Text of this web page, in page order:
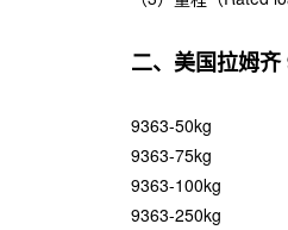
二、美国拉姆
9363-50kg
9363-75kg
9363-100kg
9363-250kg